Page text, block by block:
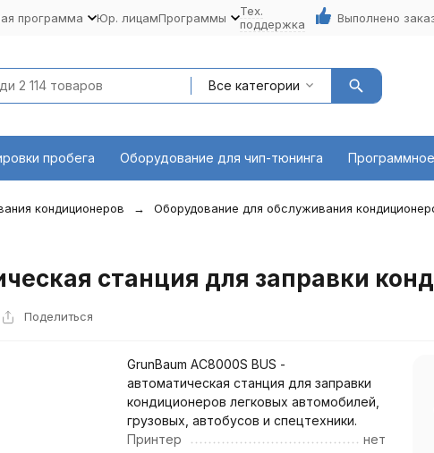
программа Юр. лицамПрограммы
Тех.
поддержка
Выполнено
Все категории
пробега Оборудование для чип-тюнинга
кондиционеров
Оборудование для обслуживания
станция для заправки
Поделиться
GrunBaum AC8000S BUS -
автоматическая станция для заправки
кондиционеров легковых автомобилей,
грузовых, автобусов и спецтехники.
Принтер
нет